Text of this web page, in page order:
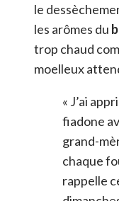
le
les arômes du
trop chaud
moelleux
« J’ai
fiadone
grand-
chaque
rappelle